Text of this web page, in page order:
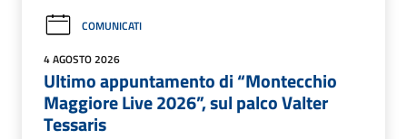
COMUNICATI
4 AGOSTO 2026
Ultimo appuntamento di “Montecchio
Maggiore Live 2026”, sul palco Valter
Tessaris